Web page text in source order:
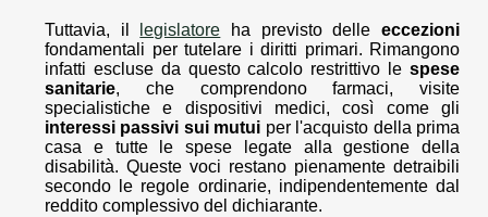
Tuttavia, il legislatore ha previsto delleeccezioni
fondamentali per tutelare i diritti primari. Rimangono
infatti escluse da questo calcolo restrittivo le spese
sanitarie, che comprendono farmaci, visite
specialistiche e dispositivi medici, così come gli
interessi passivi sui mutui per l'acquisto della prima
casa e tutte le spese legate alla gestione della
disabilità. Queste voci restano pienamente detraibili
secondo le regole ordinarie, indipendentemente dal
reddito complessivo del dichiarante.